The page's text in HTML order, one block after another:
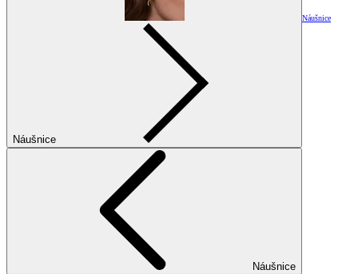
Náušnice
Náušnice
Náušnice